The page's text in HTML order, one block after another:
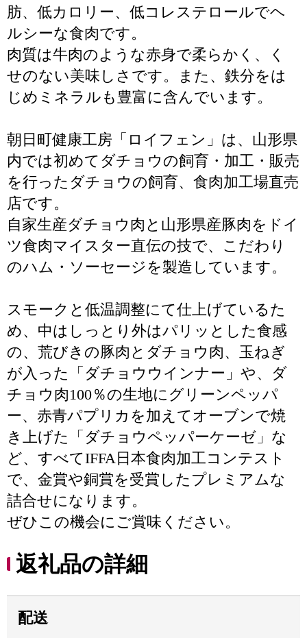
肪、低カロリー、低コレステロールでヘ
ルシーな食肉です。
肉質は牛肉のような赤身で柔らかく、く
せのない美味しさです。また、鉄分をは
じめミネラルも豊富に含んでいます。
朝日町健康工房「ロイフェン」は、山形県
内では初めてダチョウの飼育・加工・販売
を行ったダチョウの飼育、食肉加工場直売
店です。
自家生産ダチョウ肉と山形県産豚肉をドイ
ツ食肉マイスター直伝の技で、こだわり
のハム・ソーセージを製造しています。
スモークと低温調整にて仕上げているた
め、中はしっとり外はパリッとした食感
の、荒びきの豚肉とダチョウ肉、玉ねぎ
が入った「ダチョウウインナー」や、ダ
チョウ肉100％の生地にグリーンペッパ
ー、赤青パプリカを加えてオーブンで焼
き上げた「ダチョウペッパーケーゼ」な
ど、すべてIFFA日本食肉加工コンテスト
で、金賞や銅賞を受賞したプレミアムな
詰合せになります。
ぜひこの機会にご賞味ください。
返礼品の詳細
配送